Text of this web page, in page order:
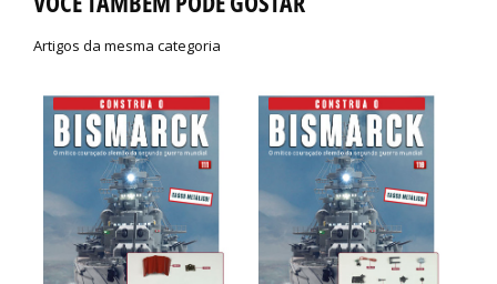
Artigos da mesma categoria